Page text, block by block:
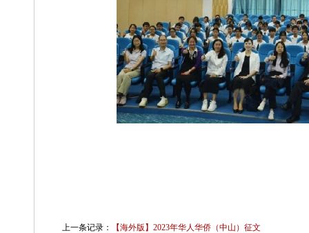
上一条记录： 【海外版】2023年华人华侨（中山）征文